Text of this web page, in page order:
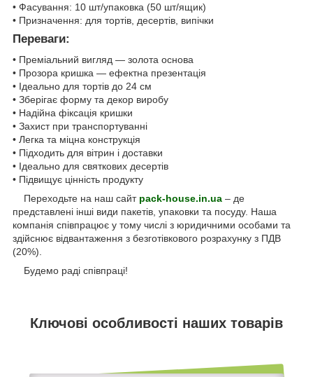
• Фасування: 10 шт/упаковка (50 шт/ящик)
• Призначення: для тортів, десертів, випічки
Переваги:
• Преміальний вигляд — золота основа
• Прозора кришка — ефектна презентація
• Ідеально для тортів до 24 см
• Зберігає форму та декор виробу
• Надійна фіксація кришки
• Захист при транспортуванні
• Легка та міцна конструкція
• Підходить для вітрин і доставки
• Ідеально для святкових десертів
• Підвищує цінність продукту
Переходьте на наш сайт pack-house.in.ua – де
представлені інші види пакетів, упаковки та посуду. Наша
компанія співпрацює у тому числі з юридичними особами та
здійснює відвантаження з безготівкового розрахунку з ПДВ
(20%).
Будемо раді співпраці!
Ключові особливості наших товарів